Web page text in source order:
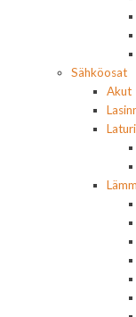
Sähköosat
Akut